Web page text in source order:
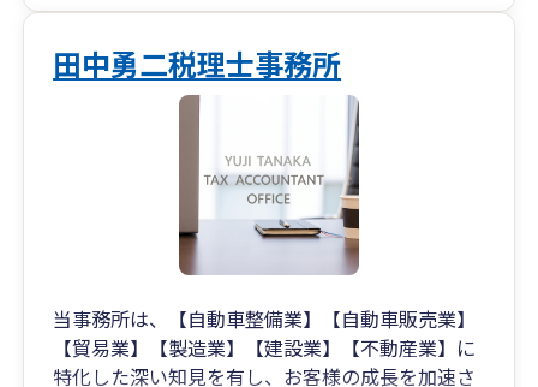
田中勇二税理士事務所
当事務所は、【自動車整備業】【自動車販売業】
【貿易業】【製造業】【建設業】【不動産業】に
特化した深い知見を有し、お客様の成長を加速さ